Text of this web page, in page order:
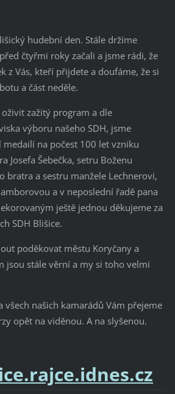
hudební den. Stále držíme
čtyřmi roky začali a jsme rádi, že
z Vás, kteří přijdete a doufáme, že si
a část neděle.
zažitý program a dle
výboru našeho SDH, jsme
na počest 100 let vzniku
Josefa Šebečka, setru Boženu
bratra a sestru manžele Lechnerovi,
a v neposlední řadě pana
ještě jednou děkujeme za
SDH Blišice.
poděkovat městu Koryčany a
jsou stále věrní a my si toho velmi
všech našich kamarádů Vám přejeme
opět na viděnou. A na slyšenou.